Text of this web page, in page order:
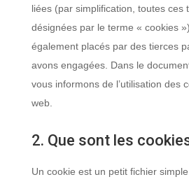
liées (par simplification, toutes ces
désignées par le terme « cookies
également placés par des tierces
avons engagées. Dans le
vous informons de l’utilisation des
web.
2. Que sont les
Un cookie est un petit fichier